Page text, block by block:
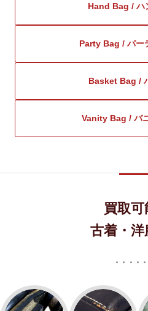
Hand Bag / ハ
Party Bag / パー
Basket Bag /
Vanity Bag / バ
買取可
古着・洋